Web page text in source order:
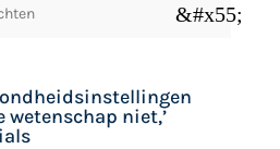
&#x55;
wetenschap niet,’